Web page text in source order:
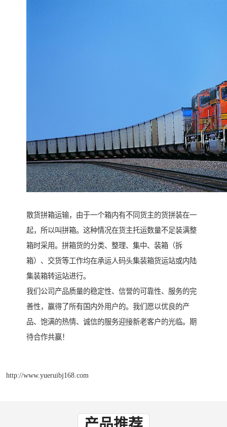
散货拼箱运输，由于一个箱内有不同货主的货拼装在一
起，所以叫拼箱。这种情况在货主托运数量不足装满整
箱时采用。拼箱货的分类、整理、集中、装箱（拆
箱）、交货等工作均在承运人码头集装箱货运站或内陆
集装箱转运站进行。
我们公司产品质量的稳定性、信誉的可靠性、服务的完
善性，赢得了所有国内外用户的。我们愿以优良的产
品、饱满的热情、诚信的服务迎接新老客户的光临。期
待合作共赢！
http://www.yueruibj168.com